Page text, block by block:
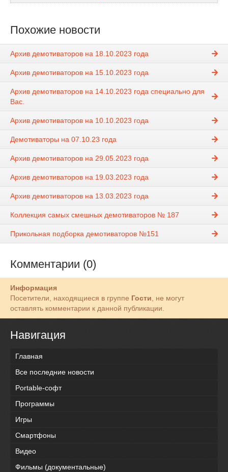
Похожие новости
Архив демотиваторов на 18.10.2023 года
Архив демотиваторов на 15.10.2023 года
Архив демотиваторов на 14.10.2023 года специально для
Вас.
Архив демотиваторов на 10.10.2023 года
Демотиваторы на 07.10.23 года
Архив демотиваторов на 29.05.2023 года
Архив демотиваторов на 19.03.2023 года
Архив демотиваторов на 13.03.2023 года
Коллекция самых смешных демотиваторов № 187
Прикольная подборка демотиваторов №151
Комментарии (0)
Информация
Посетители, находящиеся в группе Гости , не могут
оставлять комментарии к данной публикации.
Навигация
Главная
Все последние новости
Portable-софт
Программы
Игры
Смартфоны
Видео
Фильмы (документальные)